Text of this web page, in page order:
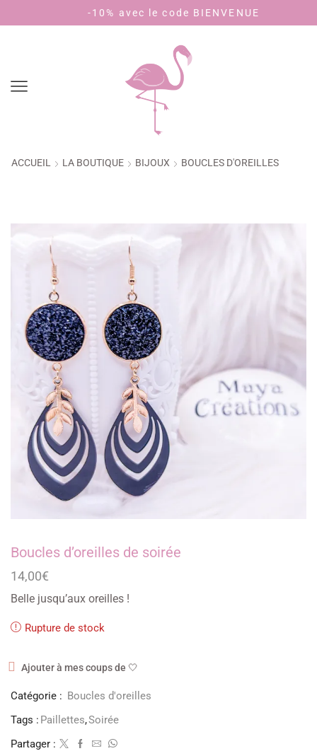
-10% avec le code BIENVENUE
ACCUEIL LA BOUTIQUE BIJOUX BOUCLES D'OREILLES
Boucles d’oreilles de soirée
14,00€
Belle jusqu’aux oreilles !
Rupture de stock
Ajouter à mes coups de 🤍
Catégorie : Boucles d'oreilles
Tags : Paillettes,Soirée
Partager :